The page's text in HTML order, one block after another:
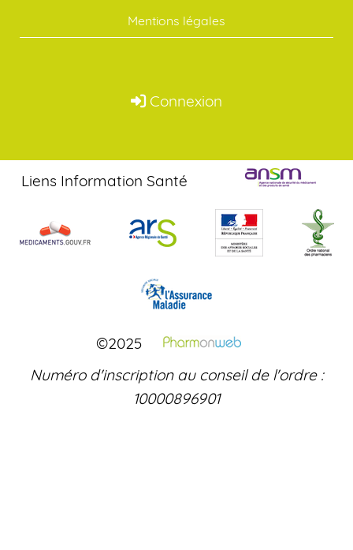
Mentions légales
Connexion
Liens Information Santé
©2025
Numéro d'inscription au conseil de l'ordre :
10000896901